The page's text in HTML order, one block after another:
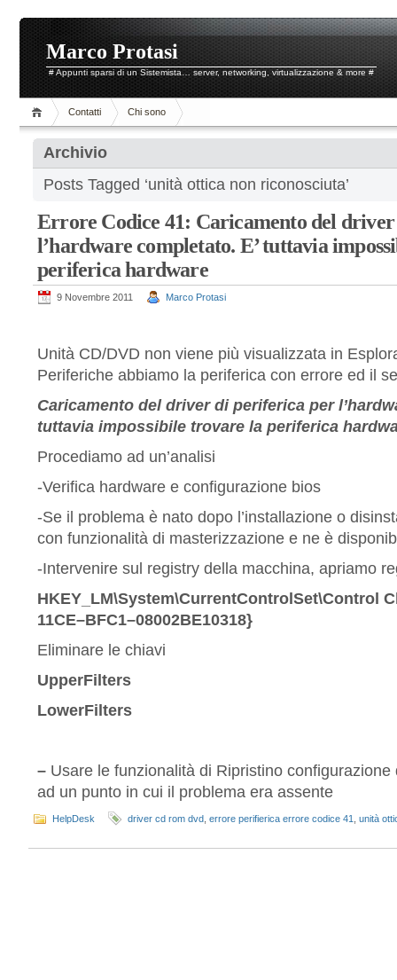
Marco Protasi
# Appunti sparsi di un Sistemista… server, networking, virtualizzazione & more #
Contatti Chi sono
Archivio
Posts Tagged ‘unità ottica non riconosciuta’
Errore Codice 41: Caricamento del
l’hardware completato. E’ tuttavia
periferica hardware
9 Novembre 2011 Marco Protasi
Unità CD/DVD non viene più visualizzata in
Periferiche abbiamo la periferica con errore ed il
Caricamento del driver di periferica per
tuttavia impossibile trovare la periferica
Procediamo ad un’analisi
-Verifica hardware e configurazione bios
-Se il problema è nato dopo l’installazione o
con funzionalità di masterizzazione e ne è
-Intervenire sul registry della macchina, apriamo
HKEY_LM\System\CurrentControlSet\Control
11CE–BFC1–08002BE10318}
Eliminare le chiavi
UpperFilters
LowerFilters
– Usare le funzionalità di Ripristino
ad un punto in cui il problema era assente
HelpDesk driver cd rom dvd errore perifierica errore codice 41 unità